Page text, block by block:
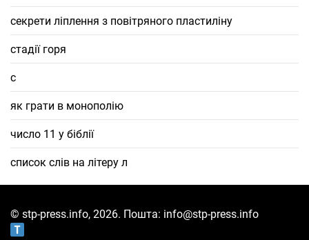
секрети ліплення з повітряного пластиліну
стадії горя
с
як грати в монополію
число 11 у біблії
список слів на літеру л
© stp-press.info, 2026. Пошта: info@stp-press.info